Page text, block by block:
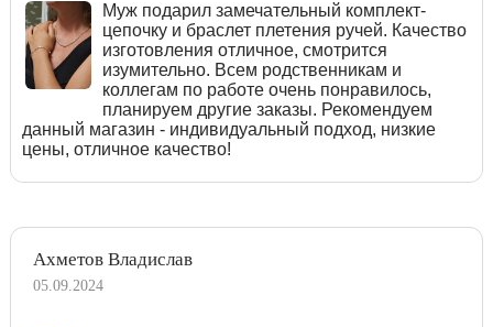
Муж подарил замечательный комплект-
цепочку и браслет плетения ручей. Качество
изготовления отличное, смотрится
изумительно. Всем родственникам и
коллегам по работе очень понравилось,
планируем другие заказы. Рекомендуем
данный магазин - индивидуальный подход, низкие
цены, отличное качество!
Ахметов Владислав
05.09.2024